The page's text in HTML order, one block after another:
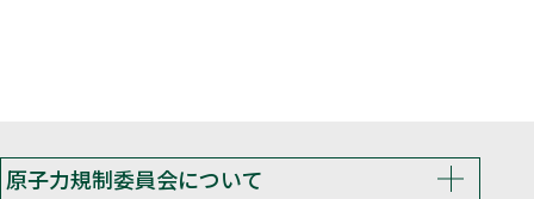
原子力規制委員会について